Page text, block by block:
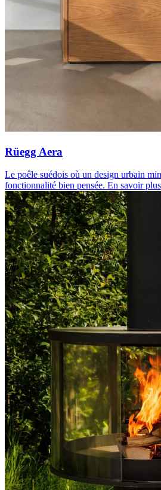
Rüegg Aera
Le poêle suédois où un design urbain
fonctionnalité bien pensée. En savoir plus